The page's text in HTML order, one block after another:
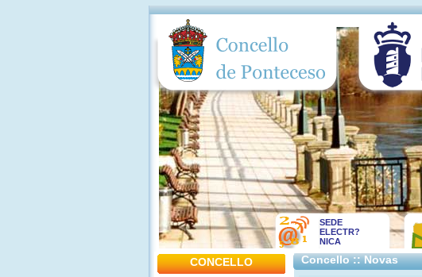
SEDE
ELECTR?
NICA
CONCELLO Concello :: Novas